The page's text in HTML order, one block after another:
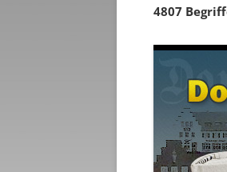
4807